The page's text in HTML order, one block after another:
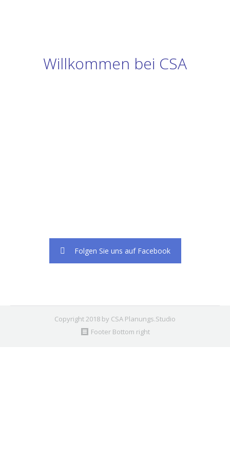
Willkommen bei CSA
Folgen Sie uns auf Facebook
Copyright 2018 by CSA Planungs.Studio
Footer Bottom right